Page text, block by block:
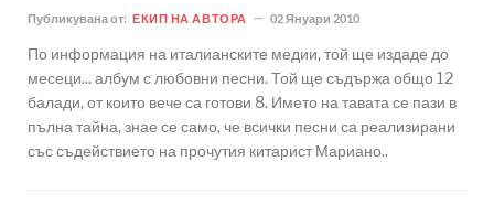
Публикувана от: ЕКИП НА АВТОРА 02 Януари 2010
По информация на италианските медии, той ще издаде до
месеци... албум с любовни песни. Той ще съдържа общо 12
балади, от които вече са готови 8. Името на тавата се пази в
пълна тайна, знае се само, че всички песни са реализирани
със съдействието на прочутия китарист Мариано..